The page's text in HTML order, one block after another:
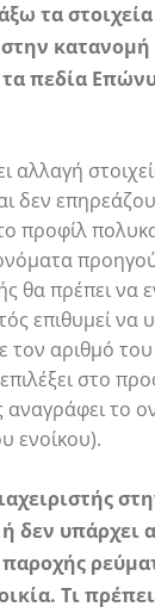
τα
πεδία
αλλαγή
δεν
προφίλ
θα πρέπει να
επιθυμεί να
τον αριθμό
στο
αναγράφει το
ενοίκου).
δεν υπάρχει
Τι